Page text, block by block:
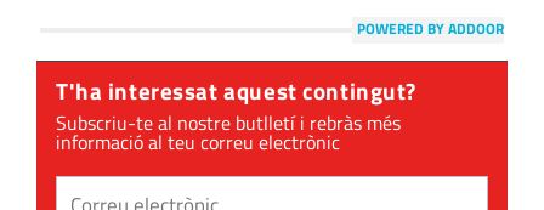
POWERED BY ADDOOR
T'ha interessat aquest contingut?
Subscriu-te al nostre butlletí i rebràs més
informació al teu correu electrònic